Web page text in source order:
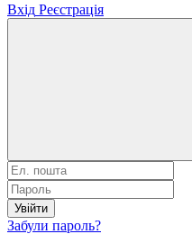
Вхід Реєстрація
Увійти
Забули пароль?